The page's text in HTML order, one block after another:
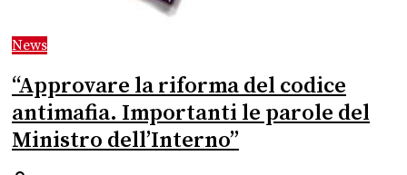
News
“Approvare la riforma del codice
antimafia. Importanti le parole del
Ministro dell’Interno”